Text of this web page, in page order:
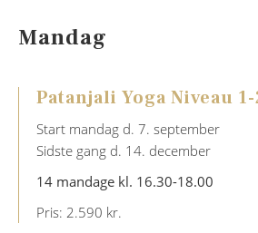
Mandag
Patanjali Yoga Niveau
Start mandag d. 7. september
Sidste gang d. 14. december
14 mandage kl. 16.30-18.00
Pris: 2.590 kr.